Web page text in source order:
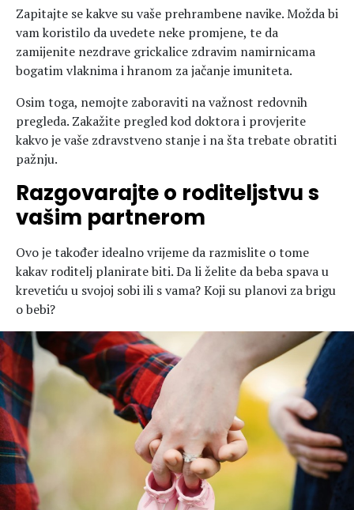
Zapitajte se kakve su vaše prehrambene navike. Možda bi
vam koristilo da uvedete neke promjene, te da
zamijenite nezdrave grickalice zdravim namirnicama
bogatim vlaknima i hranom za jačanje imuniteta.
Osim toga, nemojte zaboraviti na važnost redovnih
pregleda. Zakažite pregled kod doktora i provjerite
kakvo je vaše zdravstveno stanje i na šta trebate obratiti
pažnju.
Razgovarajte o roditeljstvu s
vašim partnerom
Ovo je također idealno vrijeme da razmislite o tome
kakav roditelj planirate biti. Da li želite da beba spava u
krevetiću u svojoj sobi ili s vama? Koji su planovi za brigu
o bebi?